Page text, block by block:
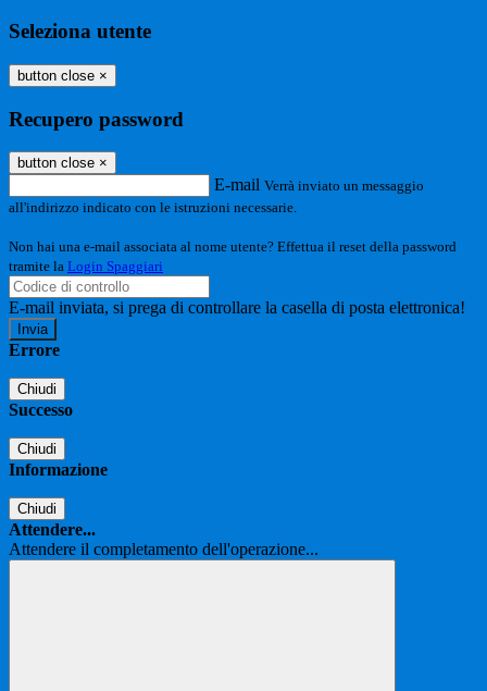
Seleziona utente
button close ×
Recupero password
button close ×
E-mail Verrà inviato un messaggio
all'indirizzo indicato con le istruzioni necessarie.
Non hai una e-mail associata al nome utente? Effettua il reset della password
tramite la Login Spaggiari
E-mail inviata, si prega di controllare la casella di posta elettronica!
Errore
Chiudi
Successo
Chiudi
Informazione
Chiudi
Attendere...
Attendere il completamento dell'operazione...